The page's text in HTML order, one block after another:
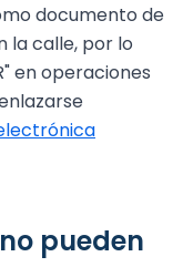
documento de
la calle, por lo
en operaciones